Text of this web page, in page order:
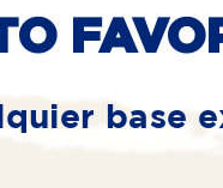
base